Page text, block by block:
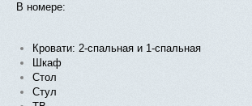
В номере:
Кровати: 2-спальная и 1-спальная
Шкаф
Стол
Стул